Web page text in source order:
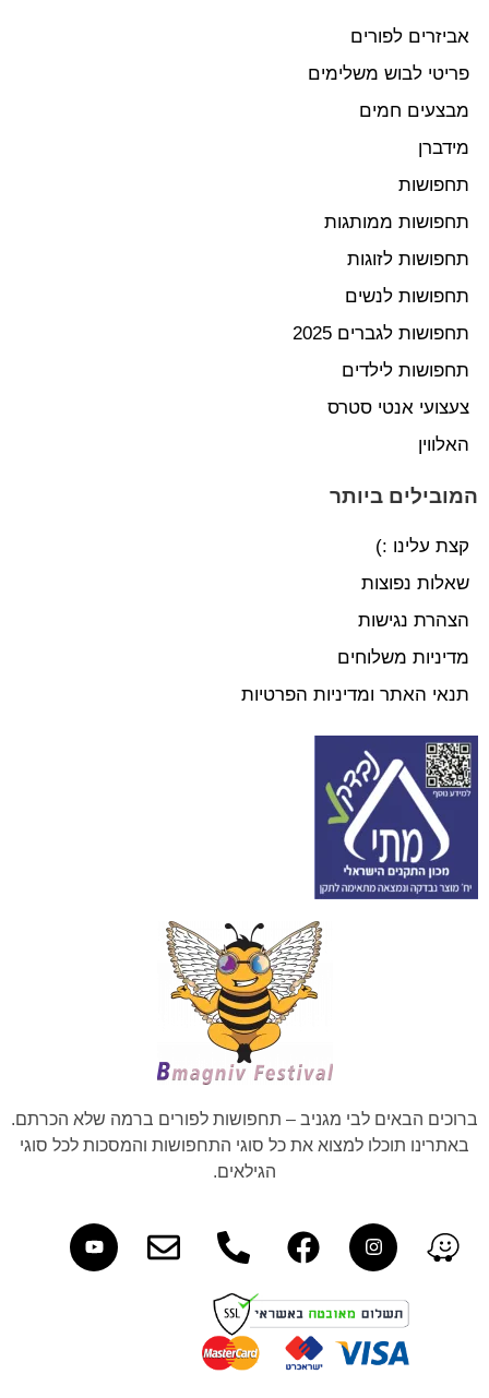
אביזרים לפורים
פריטי לבוש משלימים
מבצעים חמים
מידברן
תחפושות
תחפושות ממותגות
תחפושות לזוגות
תחפושות לנשים
תחפושות לגברים 2025
תחפושות לילדים
צעצועי אנטי סטרס
האלווין
המובילים ביותר
קצת עלינו :)
שאלות נפוצות
הצהרת נגישות
מדיניות משלוחים
תנאי האתר ומדיניות הפרטיות
ברוכים הבאים לבי מגניב – תחפושות לפורים ברמה שלא הכרתם.
באתרינו תוכלו למצוא את כל סוגי התחפושות והמסכות לכל סוגי
הגילאים.